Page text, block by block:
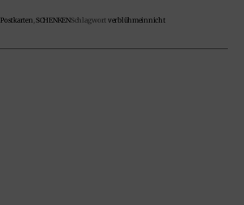
Postkarten SCHENKENSchlagwort verblühmeinnicht